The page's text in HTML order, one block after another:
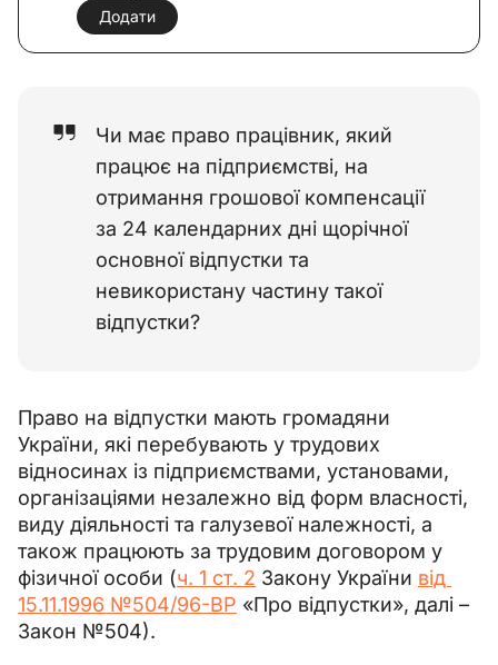
Додати
Чи має право працівник, який
працює на підприємстві, на
отримання грошової компенсації
за 24 календарних дні щорічної
основної відпустки та
невикористану частину такої
відпустки?
Право на відпустки мають громадяни
України, які перебувають у трудових
відносинах із підприємствами, установами,
організаціями незалежно від форм власності,
виду діяльності та галузевої належності, а
також працюють за трудовим договором у
фізичної особи (ч. 1 ст. 2 Закону України від
15.11.1996 №504/96-ВР «Про відпустки», далі –
Закон №504).